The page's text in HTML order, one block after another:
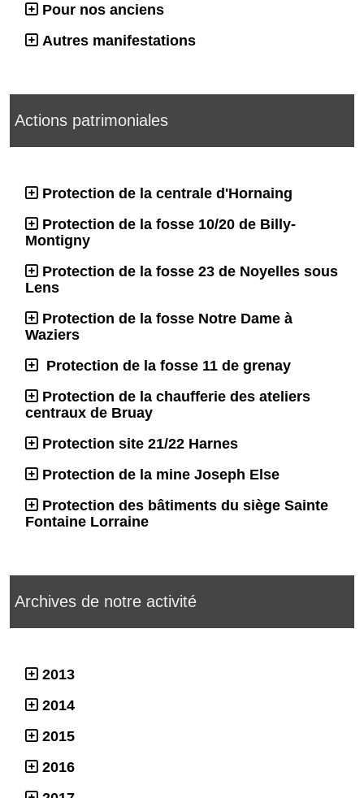
Pour nos anciens
Autres manifestations
Actions patrimoniales
Protection de la centrale d'Hornaing
Protection de la fosse 10/20 de Billy-
Montigny
Protection de la fosse 23 de Noyelles sous
Lens
Protection de la fosse Notre Dame à
Waziers
Protection de la fosse 11 de grenay
Protection de la chaufferie des ateliers
centraux de Bruay
Protection site 21/22 Harnes
Protection de la mine Joseph Else
Protection des bâtiments du siège Sainte
Fontaine Lorraine
Archives de notre activité
2013
2014
2015
2016